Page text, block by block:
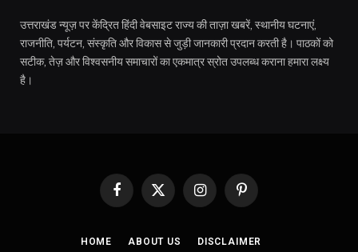
उत्तराखंड न्यूज़ पर केंद्रित हिंदी वेबसाइट राज्य की ताज़ा खबरें, स्थानीय घटनाएं,
राजनीति, पर्यटन, संस्कृति और विकास से जुड़ी जानकारी प्रदान करती है। पाठकों को
सटीक, तेज़ और विश्वसनीय समाचारों का एकमात्र स्रोत उपलब्ध कराना हमारा लक्ष्य
है।
Facebook
X
InstagramPinterest
HOME ABOUT US DISCLAIMER